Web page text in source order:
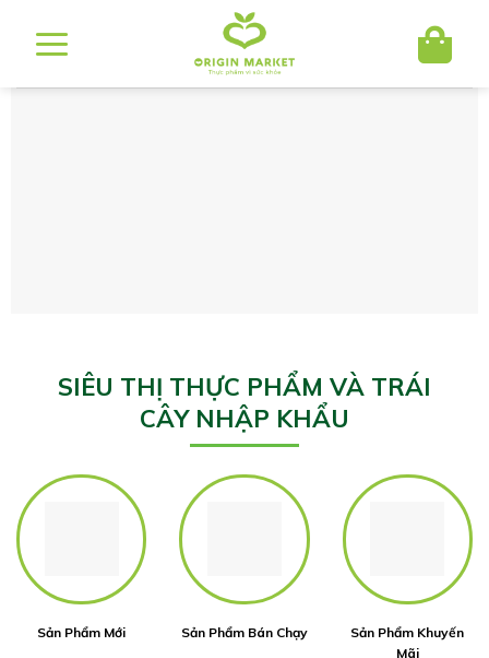
dung
SIÊU THỊ THỰC PHẨM VÀ TRÁI
CÂY NHẬP KHẨU
Sản Phẩm Mới Sản Phẩm Bán Chạy
Sản Phẩm Khuyến
Mãi